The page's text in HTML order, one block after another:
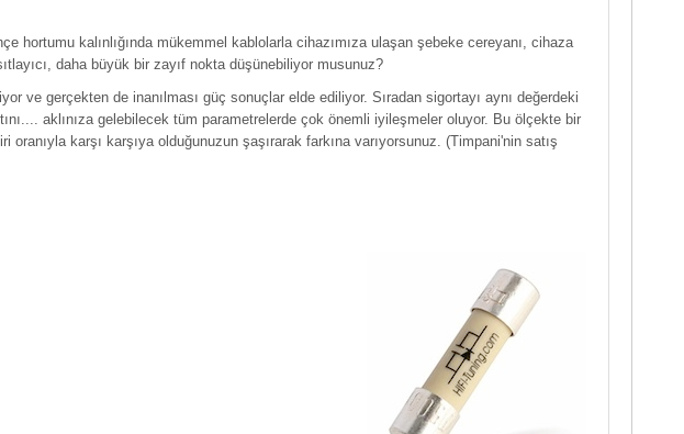
hortumu kalınlığında mükemmel kablolarla cihazımıza ulaşan şebeke cereyanı, cihaza
daha büyük bir zayıf nokta düşünebiliyor musunuz?
ve gerçekten de inanılması güç sonuçlar elde ediliyor. Sıradan sigortayı aynı değerdeki
aklınıza gelebilecek tüm parametrelerde çok önemli iyileşmeler oluyor. Bu ölçekte bir
karşı karşıya olduğunuzun şaşırarak farkına varıyorsunuz. (Timpani'nin satış